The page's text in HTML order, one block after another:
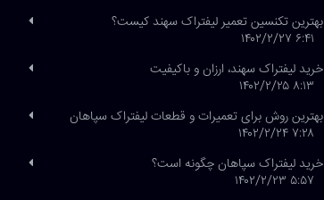
بهترین تکنسین تعمیر لیفتراک سهند کیست؟
۶:۴۱ ۱۴۰۲/۲/۲۷
خرید لیفتراک سهند، ارزان و باکیفیت
۸:۱۳ ۱۴۰۲/۲/۲۵
بهترین روش برای تعمیرات و قطعات لیفتراک سپاهان
۷:۲۸ ۱۴۰۲/۲/۲۴
خرید لیفتراک سپاهان چگونه است؟
۵:۵۷ ۱۴۰۲/۲/۲۳